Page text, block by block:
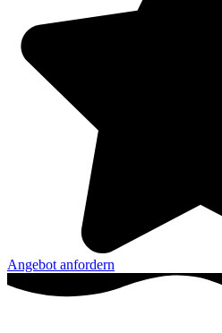
Angebot anfordern